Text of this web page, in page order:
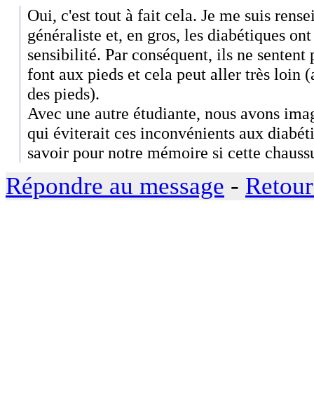
Oui, c'est tout à fait cela. Je me suis
généraliste et, en gros, les diabétiques
sensibilité. Par conséquent, ils ne sentent
font aux pieds et cela peut aller très loin
des pieds).
Avec une autre étudiante, nous avons
qui éviterait ces inconvénients aux
savoir pour notre mémoire si cette
Répondre au message -